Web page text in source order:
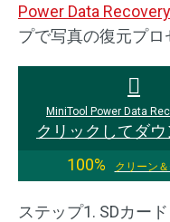
Power Data
プで写真の復元プロ
MiniTool Power Data
クリックしてダ
100%
クリーン
ステップ1. SDカー